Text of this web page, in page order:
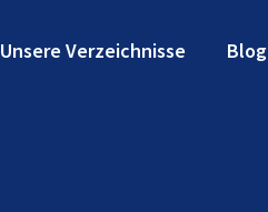
Unsere Verzeichnisse Blog